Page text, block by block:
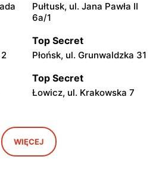
Pułtusk, ul. Jana Pawła II
6a/1
Top Secret
Płońsk, ul. Grunwaldzka 31
Top Secret
Łowicz, ul. Krakowska 7
Top Secret
Siedlce, ul. Józefa
Piłsudskiego 74
WIĘCEJ